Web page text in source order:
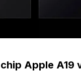
Apple A19